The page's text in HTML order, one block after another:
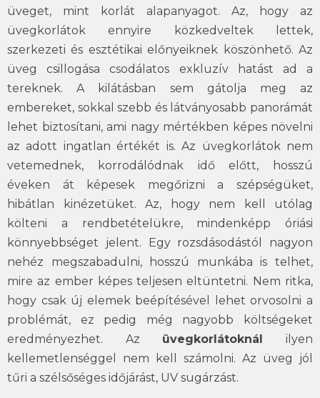
üveget, mint korlát alapanyagot. Az, hogy az
üvegkorlátok ennyire közkedveltek lettek,
szerkezeti és esztétikai előnyeiknek köszönhető. Az
üveg csillogása csodálatos exkluzív hatást ad a
tereknek. A kilátásban sem gátolja meg az
embereket, sokkal szebb és látványosabb panorámát
lehet biztosítani, ami nagy mértékben képes növelni
az adott ingatlan értékét is. Az üvegkorlátok nem
vetemednek, korrodálódnak idő előtt, hosszú
éveken át képesek megőrizni a szépségüket,
hibátlan kinézetüket. Az, hogy nem kell utólag
költeni a rendbetételükre, mindenképp óriási
könnyebbséget jelent. Egy rozsdásodástól nagyon
nehéz megszabadulni, hosszú munkába is telhet,
mire az ember képes teljesen eltüntetni. Nem ritka,
hogy csak új elemek beépítésével lehet orvosolni a
problémát, ez pedig még nagyobb költségeket
eredményezhet. Az üvegkorlátoknál
ilyen
kellemetlenséggel nem kell számolni. Az üveg jól
tűri a szélsőséges időjárást, UV sugárzást.